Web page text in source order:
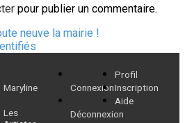
pour publier un commentaire.
neuve la mairie !
Maryline
Les
Connexion
Déconnexion
Profil
Inscription
Aide